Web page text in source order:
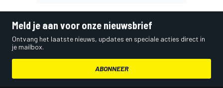
Meld je aan voor onze nieuwsbrief
Ontvang het laatste nieuws, updates en speciale acties direct in
je mailbox.
ABONNEER